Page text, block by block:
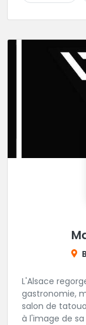
L'Alsace
gastronomie,
salon de
à l'image de